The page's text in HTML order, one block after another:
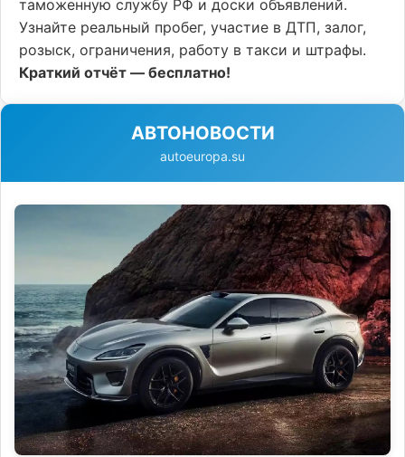
таможенную службу РФ и доски объявлений.
Узнайте реальный пробег, участие в ДТП, залог,
розыск, ограничения, работу в такси и штрафы.
Краткий отчёт — бесплатно!
АВТОНОВОСТИ
autoeuropa.su